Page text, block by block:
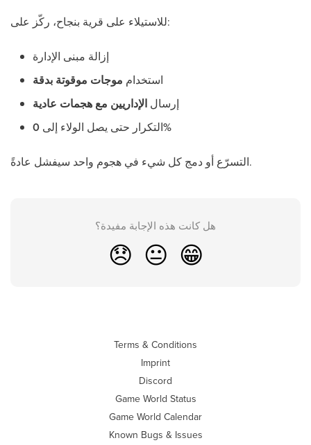
للاستيلاء على قرية بنجاح، ركّز على:
إزالة مبنى الإدارة
استخدام موجات موقوتة بدقة
إرسال الإداريين مع هجمات عادية
التكرار حتى يصل الولاء إلى0%
التسرّع أو دمج كل شيء في هجوم واحد سيفشل عادةً.
هل كانت هذه الإجابة مفيدة؟
😞 😐 😁
Terms & Conditions
Imprint
Discord
Game World Status
Game World Calendar
Known Bugs & Issues